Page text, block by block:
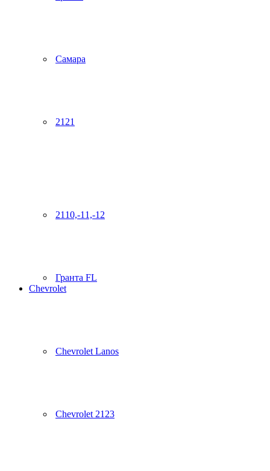
Самара
2121
2110,-11,-12
Гранта FL
Chevrolet
Chevrolet Lanos
Chevrolet 2123